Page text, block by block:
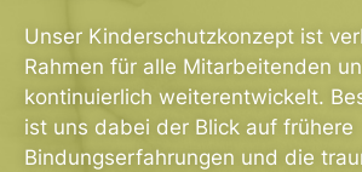
Unser Kinderschutzkonzept ist
Rahmen für alle Mitarbeitenden
kontinuierlich weiterentwickelt.
ist uns dabei der Blick auf frühere
Bindungserfahrungen und die